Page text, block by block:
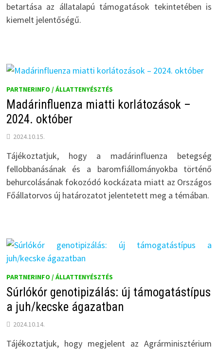
betartása az állatalapú támogatások tekintetében is
kiemelt jelentőségű.
PARTNERINFO / ÁLLATTENYÉSZTÉS
Madárinfluenza miatti korlátozások –
2024. október
2024.10.15.
Tájékoztatjuk, hogy a madárinfluenza betegség
fellobbanásának és a baromfiállományokba történő
behurcolásának fokozódó kockázata miatt az Országos
Főállatorvos új határozatot jelentetett meg a témában.
PARTNERINFO / ÁLLATTENYÉSZTÉS
Súrlókór genotipizálás: új támogatástípus
a juh/kecske ágazatban
2024.10.14.
Tájékoztatjuk, hogy megjelent az Agrárminisztérium